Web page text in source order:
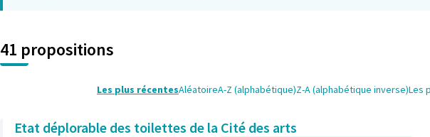
41 propositions
Les plus récentesAléatoireA-Z (alphabétique)Z-A (alphabétique inverse)Les
Etat déplorable des toilettes de la Cité des arts